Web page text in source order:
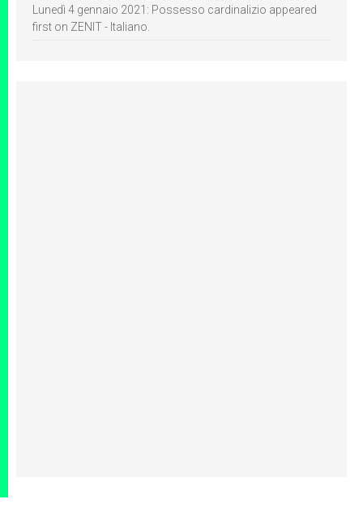
Lunedì 4 gennaio 2021: Possesso cardinalizio appeared
first on ZENIT - Italiano.